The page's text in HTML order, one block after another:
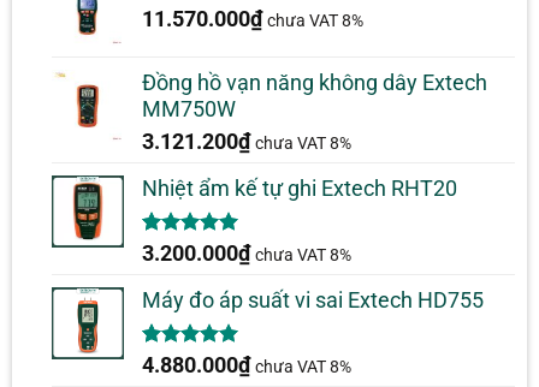
11.570.000₫ chưa VAT 8%
Đồng hồ vạn năng không dây Extech
MM750W
3.121.200₫ chưa VAT 8%
Nhiệt ẩm kế tự ghi Extech RHT20
5.00trên 5
2
đánh giá
3.200.000₫ chưa VAT 8%
Máy đo áp suất vi sai Extech HD755
5.00trên 5
1
4.880.000₫ chưa VAT 8%